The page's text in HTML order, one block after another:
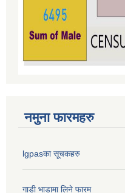
नमुना फारमहरु
lgpasका सूचकहरु
गाडी भाडामा लिने फारम